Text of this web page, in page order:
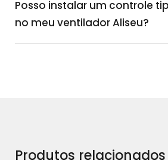
Posso instalar um controle
no meu ventilador Aliseu?
Produtos relacionados